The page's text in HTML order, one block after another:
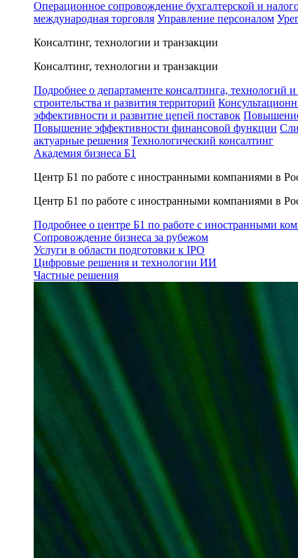
Операционное сопровождение бухгалтерской и
международная торговля Управление персоналом
Консалтинг, технологии и транзакции
Консалтинг, технологии и транзакции
Подробнее о департаменте консалтинга, технологий
строительства и развития территорий
эффективности и развитие цепей поставок
Повышение эффективности финансовой функции
актуарные решения Технологический консалтинг
Академия бизнеса Б1
Центр Б1 по работе с иностранными компаниями в
Центр Б1 по работе с иностранными компаниями в
Подробнее о центре Б1 по работе с иностранными
Сопровождение бизнеса за рубежом
Услуги в области подготовки к IPO
Цифровые решения и технологии ИИ
Частные решения